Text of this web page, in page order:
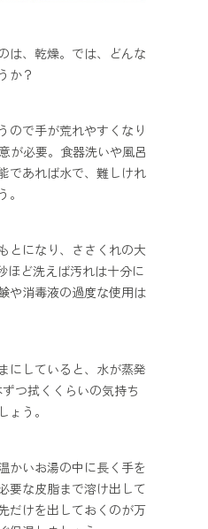
は、乾燥。では、どんな
か？
ので手が荒れやすくなり
が必要。食器洗いや風呂
であれば水で、難しけれ
とになり、ささくれの大
ほど洗えば汚れは十分に
や消毒液の過度な使用は
にしていると、水が蒸発
つ拭くくらいの気持ち
う。
かいお湯の中に長く手を
要な皮脂まで溶け出して
だけを出しておくのが万